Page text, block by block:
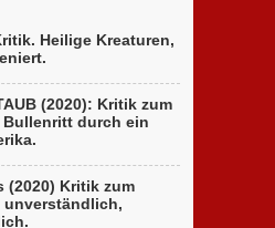
Heilige Kreaturen,
(2020): Kritik zum
Bullenritt durch ein
(2020) Kritik zum
unverständlich,